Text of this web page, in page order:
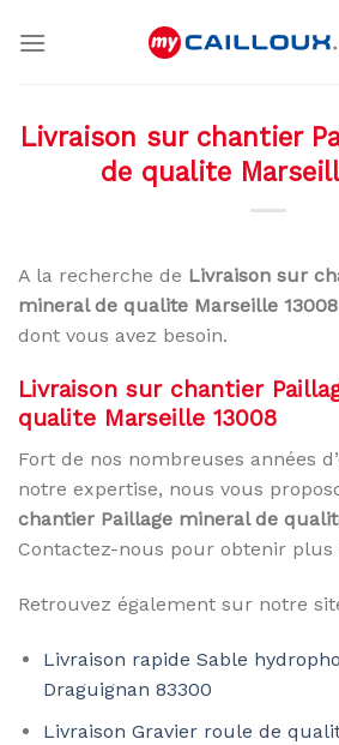
Livraison sur chantier
de qualite
A la recherche de Livraison sur
mineral de qualite Marseille 13008
dont vous avez besoin.
Livraison sur chantier
qualite Marseille 13008
Fort de nos nombreuses années
notre expertise, nous vous
chantier Paillage mineral de
Contactez-nous pour obtenir plus
Retrouvez également sur notre
Livraison rapide Sable
Draguignan 83300
Livraison Gravier roule de